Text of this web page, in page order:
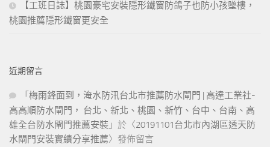
【工班日誌】桃園豪宅安裝隱形鐵窗防鴿子也防小孩墜樓，
桃園推薦隱形鐵窗更安全
近期留言
「 梅雨鋒面到，淹水防汛台北市推薦防水閘門 | 高達工業社-
高高順防水閘門， 台北、新北、桃園、新竹、台中、台南、高
雄全台防水閘門推薦安裝 」於〈20191101台北市內湖區透天防
水閘門安裝實績分享推薦〉發佈留言